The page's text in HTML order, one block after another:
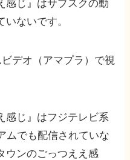
感じ』はサブスクの動
ないです。
デオ（アマプラ）で視
感じ』はフジテレビ系
ムでも配信されていな
ウンのごっつええ感